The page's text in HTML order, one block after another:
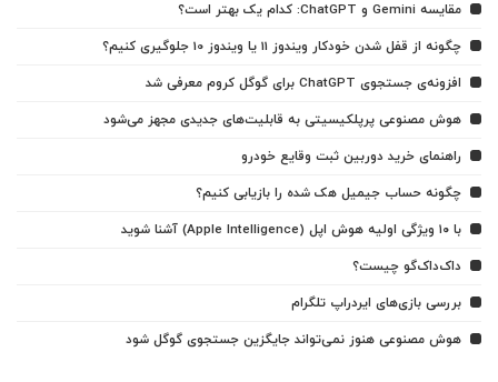
مقایسه Gemini و ChatGPT: کدام یک بهتر است؟
چگونه از قفل شدن خودکار ویندوز 11 یا ویندوز 10 جلوگیری کنیم؟
افزونه‌ی جستجوی ChatGPT برای گوگل کروم معرفی شد
هوش مصنوعی پرپلکیسیتی به قابلیت‌های جدیدی مجهز می‌شود
راهنمای خرید دوربین ثبت وقایع خودرو
چگونه حساب جیمیل هک شده را بازیابی کنیم؟
با ۱۰ ویژگی اولیه هوش اپل (Apple Intelligence) آشنا شوید
داک‌داک‌گو چیست؟
بررسی بازی‌های ایردراپ تلگرام
هوش مصنوعی هنوز نمی‌تواند جایگزین جستجوی گوگل شود